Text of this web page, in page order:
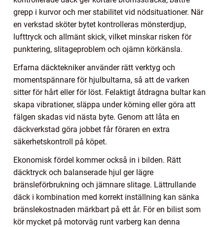
grepp i kurvor och mer stabilitet vid nödsituationer. När
en verkstad sköter bytet kontrolleras mönsterdjup,
lufttryck och allmänt skick, vilket minskar risken för
punktering, slitageproblem och ojämn körkänsla.
Erfarna däcktekniker använder rätt verktyg och
momentspännare för hjulbultarna, så att de varken
sitter för hårt eller för löst. Felaktigt åtdragna bultar kan
skapa vibrationer, släppa under körning eller göra att
fälgen skadas vid nästa byte. Genom att låta en
däckverkstad göra jobbet får föraren en extra
säkerhetskontroll på köpet.
Ekonomisk fördel kommer också in i bilden. Rätt
däcktryck och balanserade hjul ger lägre
bränsleförbrukning och jämnare slitage. Lättrullande
däck i kombination med korrekt inställning kan sänka
bränslekostnaden märkbart på ett år. För en bilist som
kör mycket på motorväg runt varberg kan denna